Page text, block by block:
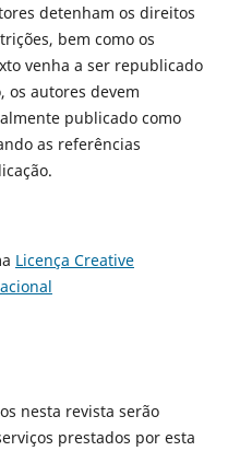
detenham os direitos
bem como os
venha a ser republicado
os autores devem
publicado como
as referências
Licença Creative
nesta revista serão
prestados por esta